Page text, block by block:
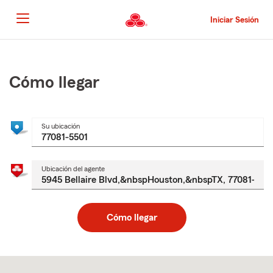
al
contenido
principal
Iniciar Sesión
principal
Cómo llegar
Su ubicación
Ubicación del agente
Cómo llegar
to